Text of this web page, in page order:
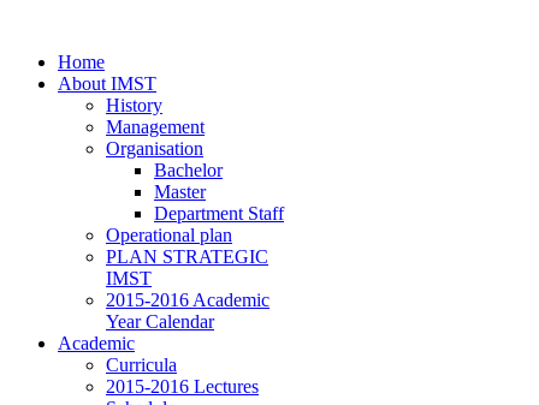
Home
About IMST
History
Management
Organisation
Bachelor
Master
Department Staff
Operational plan
PLAN STRATEGIC
IMST
2015-2016 Academic
Year Calendar
Academic
Curricula
2015-2016 Lectures